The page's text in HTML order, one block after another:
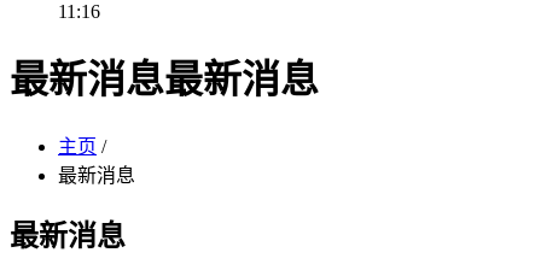
11:16
最新消息最新消息
主页 /
最新消息
最新消息